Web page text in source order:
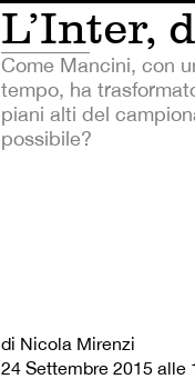
L’Inter,
Come Mancini, con
tempo, ha
piani alti del
possibile?
di Nicola Mirenzi
24 Settembre 2015 alle